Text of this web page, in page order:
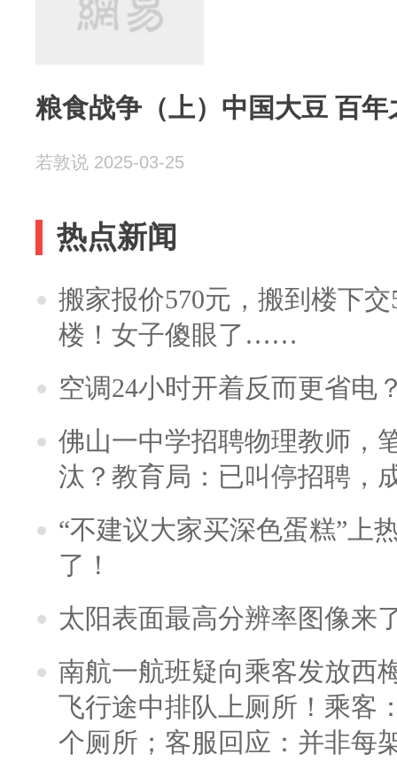
粮食战争（上）中国大豆 百年
若敦说 2025-03-25
热点新闻
搬家报价570元，搬到楼下
楼！女子傻眼了……
空调24小时开着反而更省电
佛山一中学招聘物理教师，
汰？教育局：已叫停招聘，
“不建议大家买深色蛋糕”上
了！
太阳表面最高分辨率图像来
南航一航班疑向乘客发放西
飞行途中排队上厕所！乘客
个厕所；客服回应：并非每